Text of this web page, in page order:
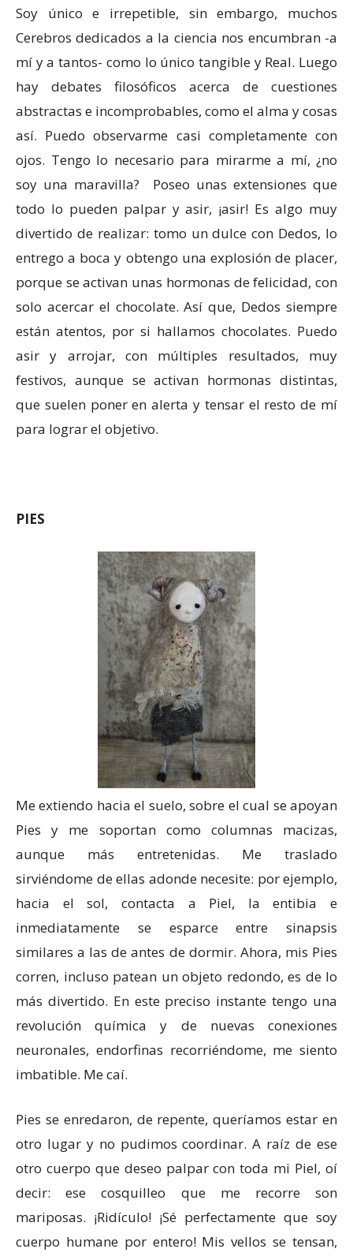
Soy único e irrepetible, sin embargo, muchos
Cerebros dedicados a la ciencia nos encumbran -a
mí y a tantos- como lo único tangible y Real. Luego
hay debates filosóficos acerca de cuestiones
abstractas e incomprobables, como el alma y cosas
así. Puedo observarme casi completamente con
ojos. Tengo lo necesario para mirarme a mí, ¿no
soy una maravilla? Poseo unas extensiones que
todo lo pueden palpar y asir, ¡asir! Es algo muy
divertido de realizar: tomo un dulce con Dedos, lo
entrego a boca y obtengo una explosión de placer,
porque se activan unas hormonas de felicidad, con
solo acercar el chocolate. Así que, Dedos siempre
están atentos, por si hallamos chocolates. Puedo
asir y arrojar, con múltiples resultados, muy
festivos, aunque se activan hormonas distintas,
que suelen poner en alerta y tensar el resto de mí
para lograr el objetivo.
PIES
Me extiendo hacia el suelo, sobre el cual se apoyan
Pies y me soportan como columnas macizas,
aunque más entretenidas. Me traslado
sirviéndome de ellas adonde necesite: por ejemplo,
hacia el sol, contacta a Piel, la entibia e
inmediatamente se esparce entre sinapsis
similares a las de antes de dormir. Ahora, mis Pies
corren, incluso patean un objeto redondo, es de lo
más divertido. En este preciso instante tengo una
revolución química y de nuevas conexiones
neuronales, endorfinas recorriéndome, me siento
imbatible. Me caí.
Pies se enredaron, de repente, queríamos estar en
otro lugar y no pudimos coordinar. A raíz de ese
otro cuerpo que deseo palpar con toda mi Piel, oí
decir: ese cosquilleo que me recorre son
mariposas. ¡Ridículo! ¡Sé perfectamente que soy
cuerpo humane por entero! Mis vellos se tensan,